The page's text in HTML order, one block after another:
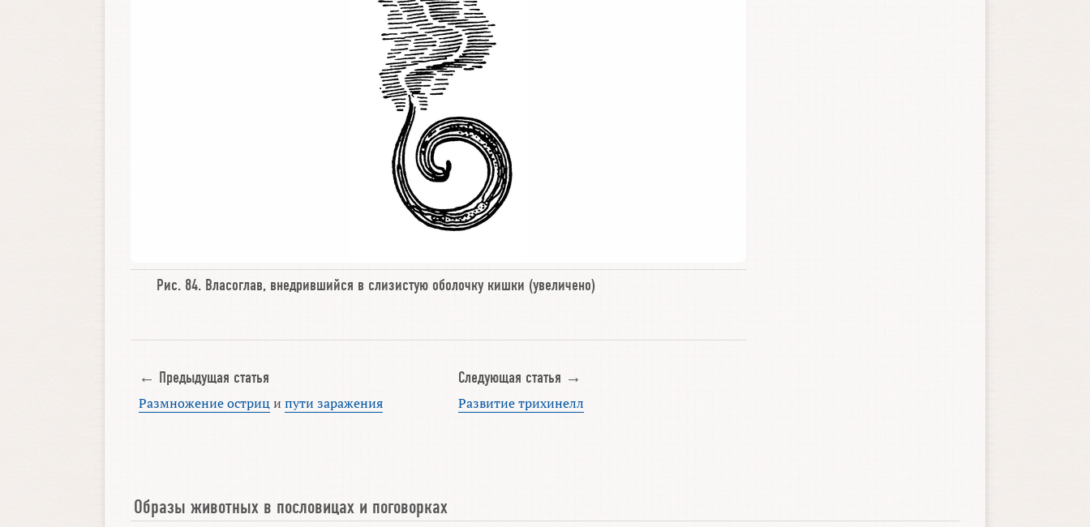
Рис. 84. Власоглав, внедрившийся в слизистую оболочку кишки (увеличено)
← Предыдущая статья
Размножение острици пути заражения
Следующая статья →
Развитие трихинелл
Образы животных в пословицах и поговорках